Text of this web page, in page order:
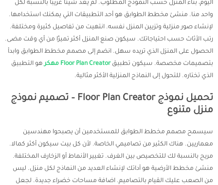
اليوم، بناء المنزل حسب النموذج المطلوب. لم يعد شيئًا غريبًا بالنسبة لكل
واحد منا. منشئ مخطط الطوابق هو أحد التطبيقات التي يمكنك استخدامها.
لإنشاء صور منزلية وتزيين المنزل نفسه. انتهيت من تفاصيل كثيرة ومختلفة.
رتب الأثاث حسب احتياجاتك. سيكون صنع المنزل أكثر تميزًا من أي وقت مضى.
الحصول على المنزل الذي تريده سهل. انضم إلى مصمم مخطط الطوابق وابدأ
بتصميمات مخصصة. سيكون تطبيقFloor Plan Creator مهكر
هو التطبيق
الذي تختاره. للتحول إلى النماذج المنزلية الأكثر مثالية.
تحميل نموذج Floor Plan Creator – تصميم نموذج
منزل متنوع
سيسمح مصمم مخطط الطوابق للمستخدمين أن يصبحوا مهندسين
معماريين. هناك الكثير من تصاميمي الخاصة. لأن كل بيت سيكون أكثر كمالا.
مريح بالنسبة لك للتخصيص بين الغرف. تغيير الأنماط أو الزخارف المختلفة.
منشئ مخطط الأرضية هو أداتك لإنشاء العديد من النماذج لكل منزل. ليس
من الصعب عليك القيام بالتصاميم. اضافة مساحات خضراء جديدة. لجعل